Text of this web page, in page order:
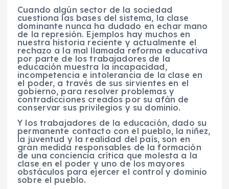
Cuando algún sector de la sociedad
cuestiona las bases del sistema, la clase
dominante nunca ha dudado en echar mano
de la represión. Ejemplos hay muchos en
nuestra historia reciente y actualmente el
rechazo a la mal llamada reforma educativa
por parte de los trabajadores de la
educación muestra la incapacidad,
incompetencia e intolerancia de la clase en
el poder, a través de sus sirvientes en el
gobierno, para resolver problemas y
contradicciones creados por su afán de
conservar sus privilegios y su dominio.
Y los trabajadores de la educación, dado su
permanente contacto con el pueblo, la niñez,
la juventud y la realidad del país, son en
gran medida responsables de la formación
de una conciencia crítica que molesta a la
clase en el poder y uno de los mayores
obstáculos para ejercer el control y dominio
sobre el pueblo.